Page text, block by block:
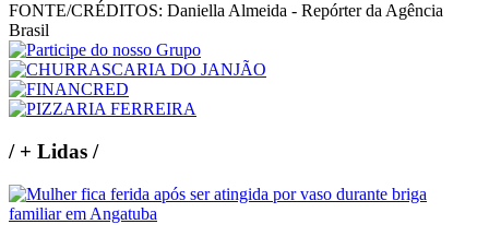
FONTE/CRÉDITOS: Daniella Almeida - Repórter da Agência
Brasil
/+ Lidas /